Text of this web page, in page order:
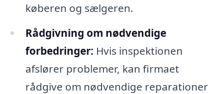
køberen og sælgeren.
Rådgivning om nødvendige
forbedringer: Hvis inspektionen
afslører problemer, kan firmaet
rådgive om nødvendige reparationer